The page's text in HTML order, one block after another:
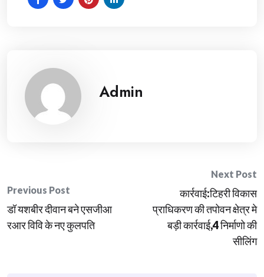
Admin
Post
navigation
Previous Post
डॉ यशबीर दीवान बने एसजीआ
रआर विवि के नए कुलपति
Next Post
कार्रवाई:टिहरी विकास
प्राधिकरण की तपोवन क्षेत्र मे
बड़ी कार्रवाई,4 निर्माणो की
सीलिंग